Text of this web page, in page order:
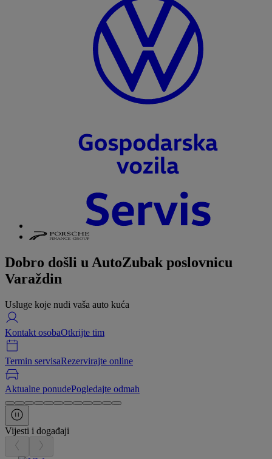
Dobro došli u AutoZubak poslovnicu
Varaždin
Usluge koje nudi vaša auto kuća
Kontakt osobaOtkrijte tim
Termin servisaRezervirajte online
Aktualne ponudePogledajte odmah
Vijesti i događaji